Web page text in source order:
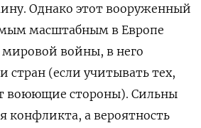
Однако этот вооруженный
масштабным в Европе
войны, в него
стран (если учитывать тех,
воюющие стороны). Сильны
конфликта, а вероятность